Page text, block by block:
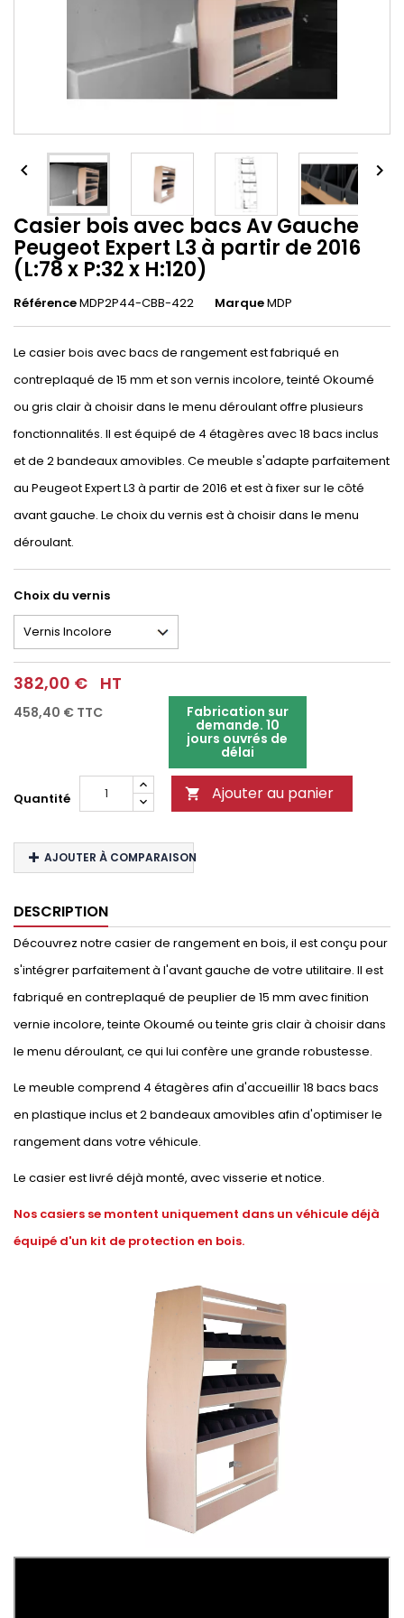
 
Casier bois avec bacs Av Gauche
Peugeot Expert L3 à partir de 2016
(L:78 x P:32 x H:120)
RéférenceMDP2P44-CBB-422 MarqueMDP
Le casier bois avec bacs de rangement est fabriqué en
contreplaqué de 15 mm et son vernis incolore, teinté Okoumé
ou gris clair à choisir dans le menu déroulant offre plusieurs
fonctionnalités. Il est équipé de 4 étagères avec 18 bacs inclus
et de 2 bandeaux amovibles. Ce meuble s'adapte parfaitement
au Peugeot Expert L3 à partir de 2016 et est à fixer sur le côté
avant gauche. Le choix du vernis est à choisir dans le menu
déroulant.
Choix du vernis
382,00 € HT
458,40 € TTC Fabrication sur
demande. 10
jours ouvrés de
délai
Quantité  Ajouter au panier
AJOUTER À COMPARAISON
DESCRIPTION
Découvrez notre casier de rangement en bois, il est conçu pour
s'intégrer parfaitement à l'avant gauche de votre utilitaire. Il est
fabriqué en contreplaqué de peuplier de 15 mm avec finition
vernie incolore, teinte Okoumé ou teinte gris clair à choisir dans
le menu déroulant, ce qui lui confère une grande robustesse.
Le meuble comprend 4 étagères afin d'accueillir 18 bacs bacs
en plastique inclus et 2 bandeaux amovibles afin d'optimiser le
rangement dans votre véhicule.
Le casier est livré déjà monté, avec visserie et notice.
Nos casiers se montent uniquement dans un véhicule déjà
équipé d'un kit de protection en bois.